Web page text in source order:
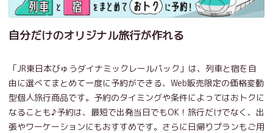
自分だけのオリジナル旅行が作れる
「JR東日本びゅうダイナミックレールパック」は、列車と宿を自
由に選べてまとめて一度に予約ができる、Web販売限定の価格変動
型個人旅行商品です。予約のタイミングや条件によってはおトクに
なることも♪予約は、最短で出発当日でもOK！旅行だけでなく、出
張やワーケーションにもおすすめです。さらに日帰りプランもご用